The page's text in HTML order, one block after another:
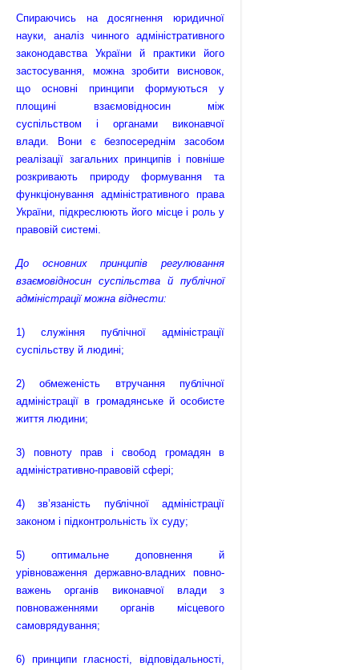
Спираючись на досягнення юридичної
науки, аналіз чинного адміністративного
законодавства України й практики його
застосування, можна зробити висновок,
що основні принципи формуються у
площині взаємовідносин між
суспільством і органами виконавчої
влади. Вони є безпосереднім засобом
реалізації загальних принципів і повніше
розкривають природу формування та
функціонування адміністративного права
України, підкреслюють його місце і роль у
правовій системі.
До основних принципів регулювання
взаємовідносин суспільства й публічної
адміністрації можна віднести:
1) служіння публічної адміністрації
суспільству й людині;
2) обмеженість втручання публічної
адміністрації в громадянське й особисте
життя людини;
3) повноту прав і свобод громадян в
адміністративно-правовій сфері;
4) зв’язаність публічної адміністрації
законом і підконтрольність їх суду;
5) оптимальне доповнення й
урівноваження державно-владних повно­
важень органів виконавчої влади з
повноваженнями органів місцевого
самоврядування;
6) принципи гласності, відповідальності,